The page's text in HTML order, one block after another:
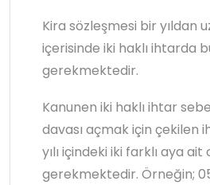
Kira sözleşmesi bir yıldan
içerisinde iki haklı ihtarda
gerekmektedir.
Kanunen iki haklı ihtar
davası açmak için çekilen
yılı içindeki iki farklı aya ait
gerekmektedir. Örneğin;